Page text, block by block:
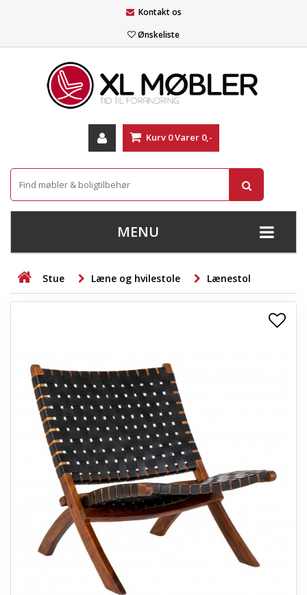
Kontakt os
Ønskeliste
Kurv 0Varer 0,-
MENU
+
STUE
+
KONTORMØBLER
OPBEVARING
TÆPPER
ENTREMØBLER
HAVEMØBLER
OUTLET
Stue Læne og hvilestole Lænestol